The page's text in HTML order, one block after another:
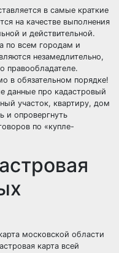
в самые краткие
на качестве выполнения
и действительной.
по всем городам и
незамедлительно,
правообладателе.
в обязательном порядке!
данные про кадастровый
участок, квартиру, дом
и опровергнуть
по «купле-
московской области
карта всей